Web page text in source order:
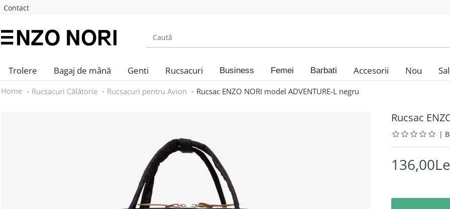
Contact
Trolere Bagaj de mână Genti Rucsacuri Business Femei Barbati Accesorii Nou
Home Rucsacuri Călătorie Rucsacuri pentru Avion Rucsac ENZO NORI model ADVENTURE-L negru
Rucsac
|